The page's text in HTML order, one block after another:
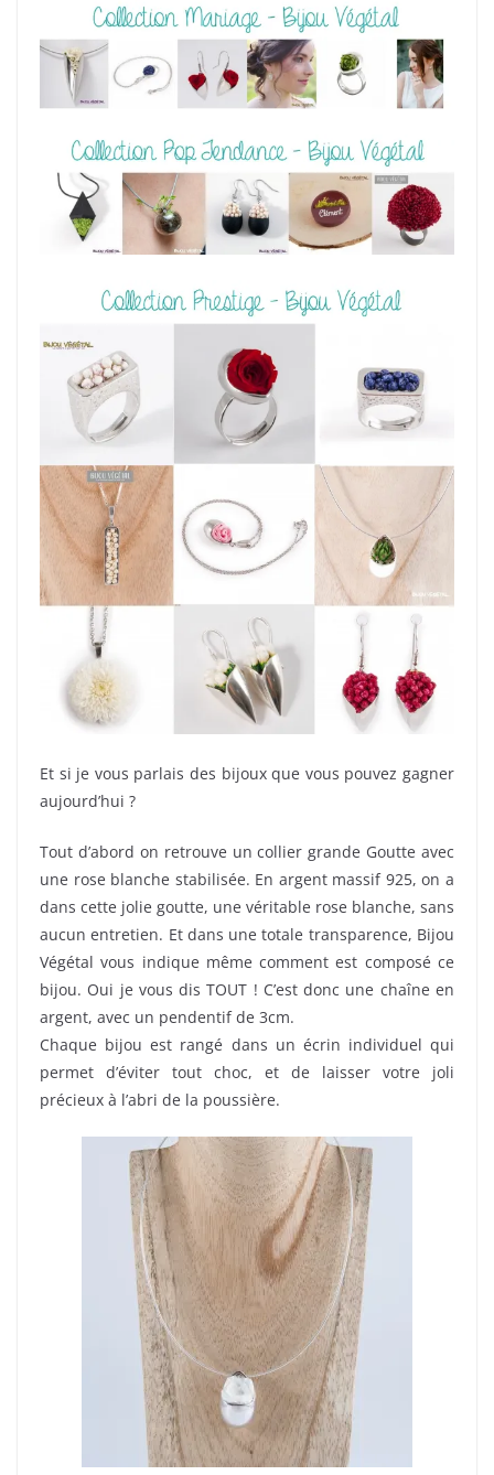
Et si je vous parlais des bijoux que vous pouvez gagner
aujourd’hui ?
Tout d’abord on retrouve un collier grande Goutte avec
une rose blanche stabilisée. En argent massif 925, on a
dans cette jolie goutte, une véritable rose blanche, sans
aucun entretien. Et dans une totale transparence, Bijou
Végétal vous indique même comment est composé ce
bijou. Oui je vous dis TOUT ! C’est donc une chaîne en
argent, avec un pendentif de 3cm.
Chaque bijou est rangé dans un écrin individuel qui
permet d’éviter tout choc, et de laisser votre joli
précieux à l’abri de la poussière.